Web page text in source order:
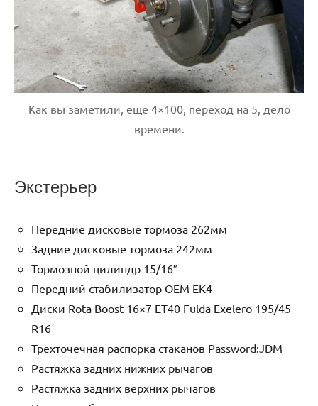
Как вы заметили, еще 4×100, переход на 5, дело
времени.
Экстерьер
Передние дисковые тормоза 262мм
Задние дисковые тормоза 242мм
Тормозной цилиндр 15/16″
Передний стабилизатор OEM EK4
Диски Rota Boost 16×7 ET40 Fulda Exelero 195/45
R16
Трехточечная распорка стаканов Password:JDM
Растяжка задних нижних рычагов
Растяжка задних верхних рычагов